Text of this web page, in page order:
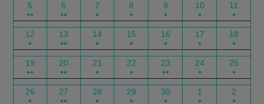
5
●●
6
●●
7
●
8
●
9
●
10
●
11
●
12
●
13
●●
14
●
15
●
16
●
17
●
18
●
19
●●
20
●●
21
●
22
●
23
●●
24
●
25
●
26
●
27
●●
28
●
29
●
30
●
1
●
2
●